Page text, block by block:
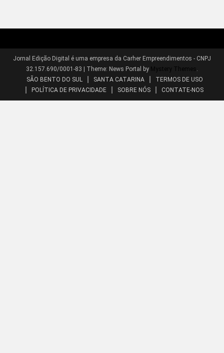
Jornal Edição Digital é uma empresa da Carher Empreendimentos - CNPJ
32.157.690/0001-83
Theme: News Portal by Mystery Themes .
SÃO BENTO DO SUL
SANTA CATARINA
TERMOS DE USO
POLÍTICA DE PRIVACIDADE
SOBRE NÓS CONTATE-NOS